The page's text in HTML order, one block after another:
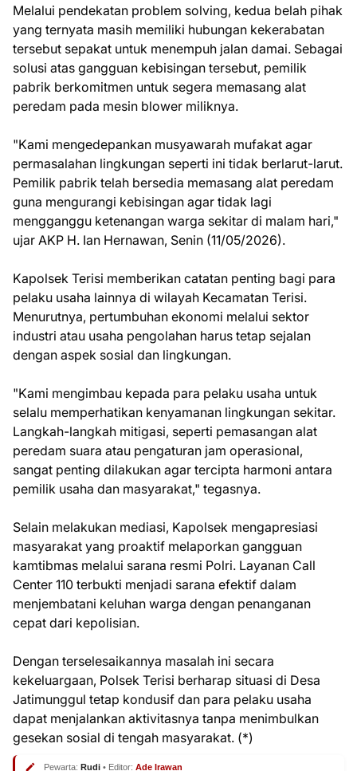
Melalui pendekatan problem solving, kedua belah pihak
yang ternyata masih memiliki hubungan kekerabatan
tersebut sepakat untuk menempuh jalan damai. Sebagai
solusi atas gangguan kebisingan tersebut, pemilik
pabrik berkomitmen untuk segera memasang alat
peredam pada mesin blower miliknya.
"Kami mengedepankan musyawarah mufakat agar
permasalahan lingkungan seperti ini tidak berlarut-larut.
Pemilik pabrik telah bersedia memasang alat peredam
guna mengurangi kebisingan agar tidak lagi
mengganggu ketenangan warga sekitar di malam hari,"
ujar AKP H. Ian Hernawan, Senin (11/05/2026).
Kapolsek Terisi memberikan catatan penting bagi para
pelaku usaha lainnya di wilayah Kecamatan Terisi.
Menurutnya, pertumbuhan ekonomi melalui sektor
industri atau usaha pengolahan harus tetap sejalan
dengan aspek sosial dan lingkungan.
"Kami mengimbau kepada para pelaku usaha untuk
selalu memperhatikan kenyamanan lingkungan sekitar.
Langkah-langkah mitigasi, seperti pemasangan alat
peredam suara atau pengaturan jam operasional,
sangat penting dilakukan agar tercipta harmoni antara
pemilik usaha dan masyarakat," tegasnya.
Selain melakukan mediasi, Kapolsek mengapresiasi
masyarakat yang proaktif melaporkan gangguan
kamtibmas melalui sarana resmi Polri. Layanan Call
Center 110 terbukti menjadi sarana efektif dalam
menjembatani keluhan warga dengan penanganan
cepat dari kepolisian.
Dengan terselesaikannya masalah ini secara
kekeluargaan, Polsek Terisi berharap situasi di Desa
Jatimunggul tetap kondusif dan para pelaku usaha
dapat menjalankan aktivitasnya tanpa menimbulkan
gesekan sosial di tengah masyarakat. (*)
Pewarta: Rudi • Editor: Ade Irawan